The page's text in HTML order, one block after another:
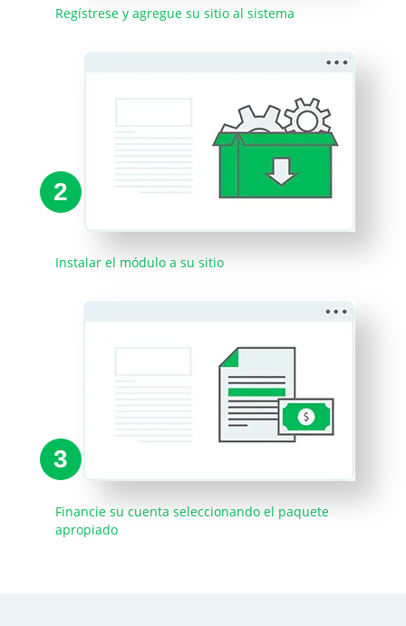
Regístrese y agregue su sitio al sistema
2
Instalar el módulo a su sitio
3
Financie su cuenta seleccionando el paquete
apropiado